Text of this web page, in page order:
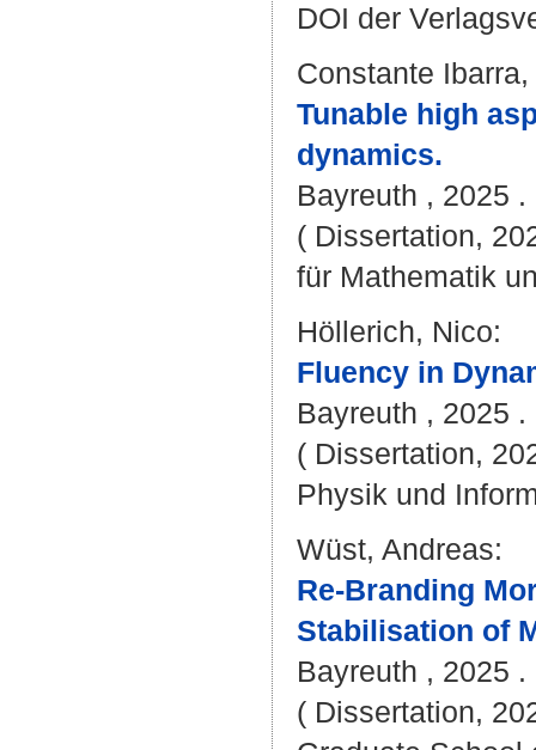
DOI der
Constante
Tunable high
dynamics.
Bayreuth , 2025 .
( Dissertation,
für Mathematik
Höllerich, Nico:
Fluency in
Bayreuth , 2025
( Dissertation,
Physik und
Wüst, Andreas:
Re-Branding
Stabilisation of
Bayreuth , 2025 .
( Dissertation,